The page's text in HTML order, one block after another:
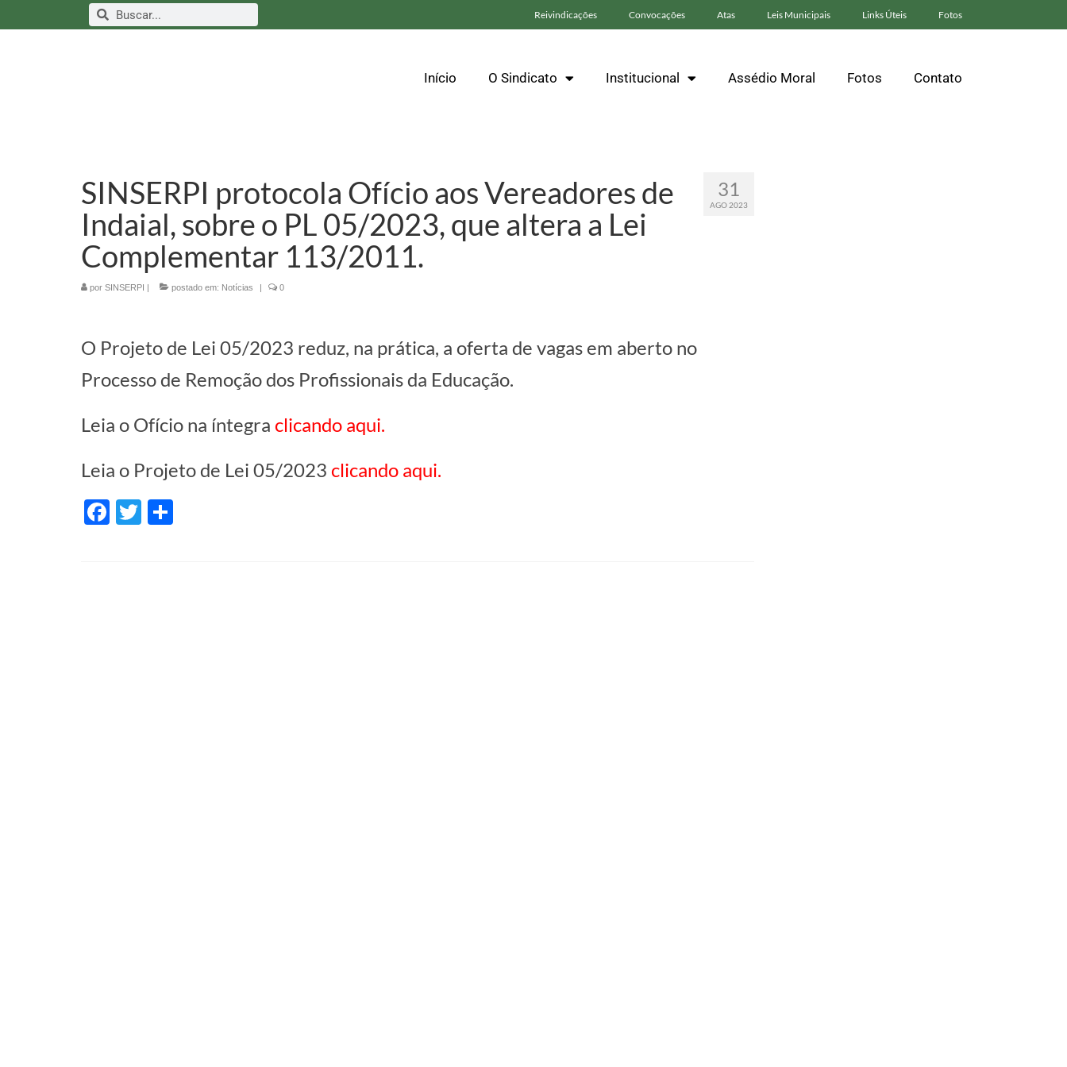
Reivindicações Convocações Atas Leis Municipais Links Úteis Fotos
Início O Sindicato Institucional Assédio Moral Fotos Contato
31
AGO 2023
SINSERPI protocola Ofício aos Vereadores de
Indaial, sobre o PL 05/2023, que altera a Lei
Complementar 113/2011.
por SINSERPI | postado em: Notícias | 0
O Projeto de Lei 05/2023 reduz, na prática, a oferta de vagas em aberto no
Processo de Remoção dos Profissionais da Educação.
Leia o Ofício na íntegra clicando aqui.
Leia o Projeto de Lei 05/2023 clicando aqui.
Facebook
Twitter